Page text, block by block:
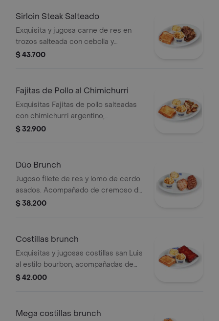
Sirloin Steak Salteado
Exquisita y jugosa carne de res en
trozos salteada con cebolla y
champiñones frescos, acompañado
Pullman dorado con mantequilla.
$ 43.700
Fajitas de Pollo al Chimichurri
Exquisitas Fajitas de pollo salteadas
con chimichurri argentino,
acompañadas con cremoso de maíz
$ 32.900
Dúo Brunch
Jugoso filete de res y lomo de cerdo
asados. Acompañado de cremoso de
maíz dulce y exclusivas papas
$ 38.200
Costillas brunch
Exquisitas y jugosas costillas san Luis
al estilo bourbon, acompañadas de
cremoso de maíz dulce, exclusivas
$ 42.000
Mega costillas brunch